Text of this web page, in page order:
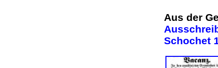
Aus der
Schochet